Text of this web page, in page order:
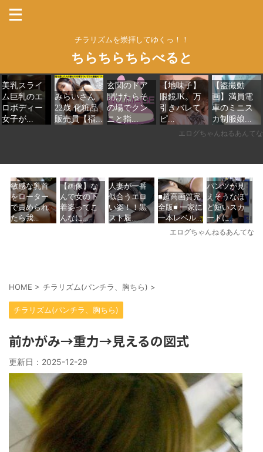
チラリズムを崇拝してゆくっ！！
ちらちらちらべると
HOME > チラリズム(パンチラ、胸ちら) >
チラリズム(パンチラ、胸ちら)
前かがみ→重力→見えるの図式
更新日： 2025-12-29